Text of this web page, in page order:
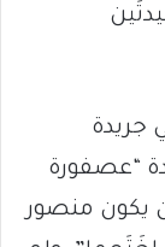
قصيدتَين
جريدة
“عصفورة
يكون منصور